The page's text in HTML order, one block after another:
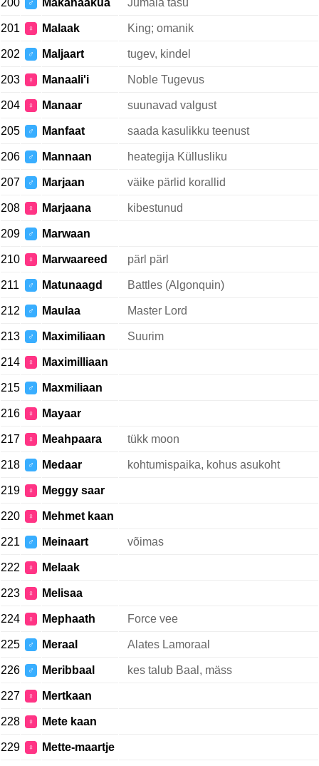
200 ♂ Makanaakua Jumala tasu
201 ♀ Malaak King; omanik
202 ♂ Maljaart tugev, kindel
203 ♀ Manaali'i Noble Tugevus
204 ♀ Manaar suunavad valgust
205 ♂ Manfaat saada kasulikku teenust
206 ♂ Mannaan heategija Küllusliku
207 ♂ Marjaan väike pärlid korallid
208 ♀ Marjaana kibestunud
209 ♂ Marwaan
210 ♀ Marwaareed pärl pärl
211 ♂ Matunaagd Battles (Algonquin)
212 ♂ Maulaa Master Lord
213 ♂ Maximiliaan Suurim
214 ♀ Maximilliaan
215 ♂ Maxmiliaan
216 ♀ Mayaar
217 ♀ Meahpaara tükk moon
218 ♂ Medaar kohtumispaika, kohus asukoht
219 ♀ Meggy saar
220 ♀ Mehmet kaan
221 ♂ Meinaart võimas
222 ♀ Melaak
223 ♀ Melisaa
224 ♀ Mephaath Force vee
225 ♂ Meraal Alates Lamoraal
226 ♂ Meribbaal kes talub Baal, mäss
227 ♀ Mertkaan
228 ♀ Mete kaan
229 ♀ Mette-maartje